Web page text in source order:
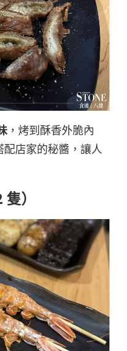
，烤到酥香外脆內
店家的秘醬，讓人
）